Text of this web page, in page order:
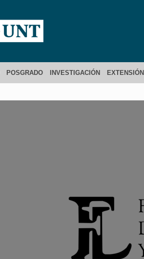
POSGRADO INVESTIGACIÓN EXTENSIÓN